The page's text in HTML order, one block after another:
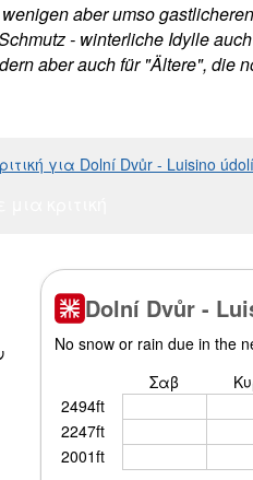
aber umso
- winterliche Idylle
aber auch für "Ältere", die
για Dolní Dvůr - Luisino údolí